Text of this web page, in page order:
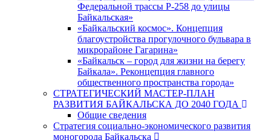
Федеральной трассы Р-258 до улицы
Байкальская»
«Байкальский космос». Концепция
благоустройства прогулочного бульвара в
микрорайоне Гагарина»
«Байкальск – город для жизни на берегу
Байкала». Реконцепция главного
общественного пространства города»
СТРАТЕГИЧЕСКИЙ МАСТЕР-ПЛАН
РАЗВИТИЯ БАЙКАЛЬСКА ДО 2040 ГОДА
Общие сведения
Стратегия социально-экономического развития
моногорода Байкальска